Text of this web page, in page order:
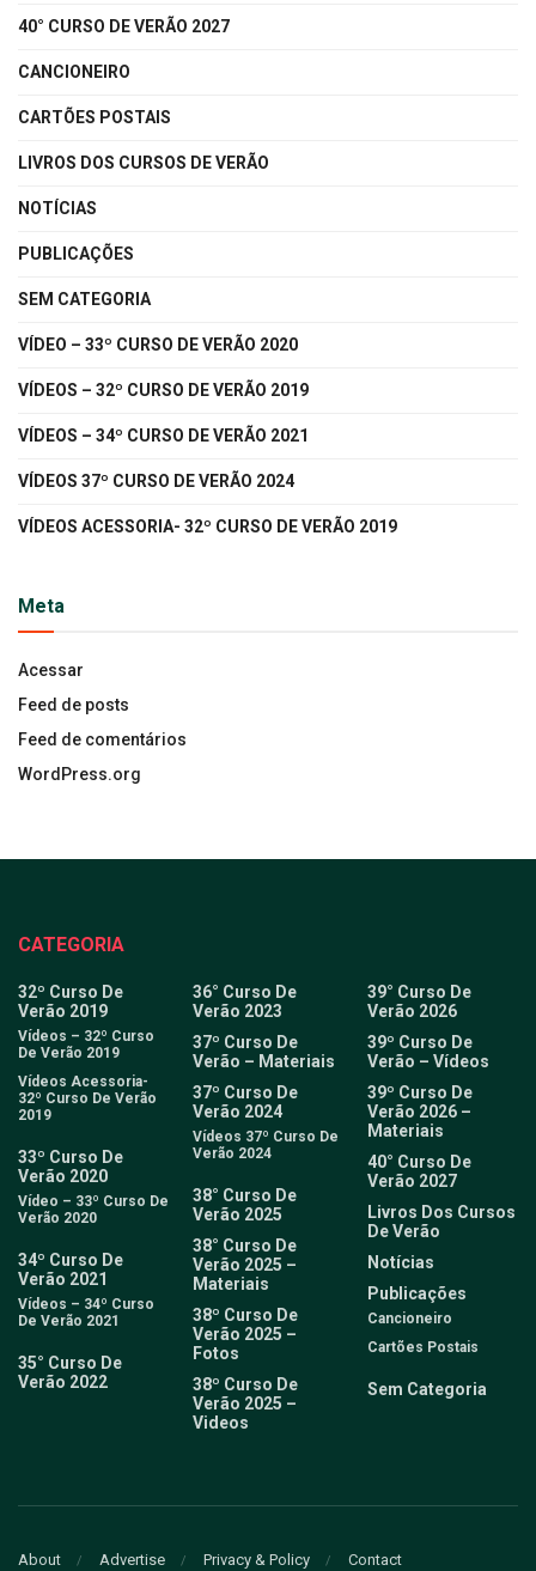
40° CURSO DE VERÃO 2027
CANCIONEIRO
CARTÕES POSTAIS
LIVROS DOS CURSOS DE VERÃO
NOTÍCIAS
PUBLICAÇÕES
SEM CATEGORIA
VÍDEO – 33º CURSO DE VERÃO 2020
VÍDEOS – 32º CURSO DE VERÃO 2019
VÍDEOS – 34º CURSO DE VERÃO 2021
VÍDEOS 37º CURSO DE VERÃO 2024
VÍDEOS ACESSORIA- 32º CURSO DE VERÃO 2019
Meta
Acessar
Feed de posts
Feed de comentários
WordPress.org
CATEGORIA
32º Curso De
Verão 2019
Vídeos – 32º Curso
De Verão 2019
Vídeos Acessoria-
32º Curso De Verão
2019
33º Curso De
Verão 2020
Vídeo – 33º Curso De
Verão 2020
34º Curso De
Verão 2021
Vídeos – 34º Curso
De Verão 2021
35° Curso De
Verão 2022
36° Curso De
Verão 2023
37º Curso De
Verão – Materiais
37º Curso De
Verão 2024
Vídeos 37º Curso De
Verão 2024
38° Curso De
Verão 2025
38° Curso De
Verão 2025 –
Materiais
38º Curso De
Verão 2025 –
Fotos
38º Curso De
Verão 2025 –
Videos
39° Curso De
Verão 2026
39º Curso De
Verão – Vídeos
39º Curso De
Verão 2026 –
Materiais
40° Curso De
Verão 2027
Livros Dos Cursos
De Verão
Notícias
Publicações
Cancioneiro
Cartões Postais
Sem Categoria
About Advertise Privacy & Policy Contact